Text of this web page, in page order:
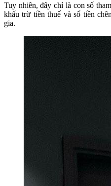
Tuy nhiên, đây chỉ là con số
khấu trừ tiền thuế và số tiền
gia.